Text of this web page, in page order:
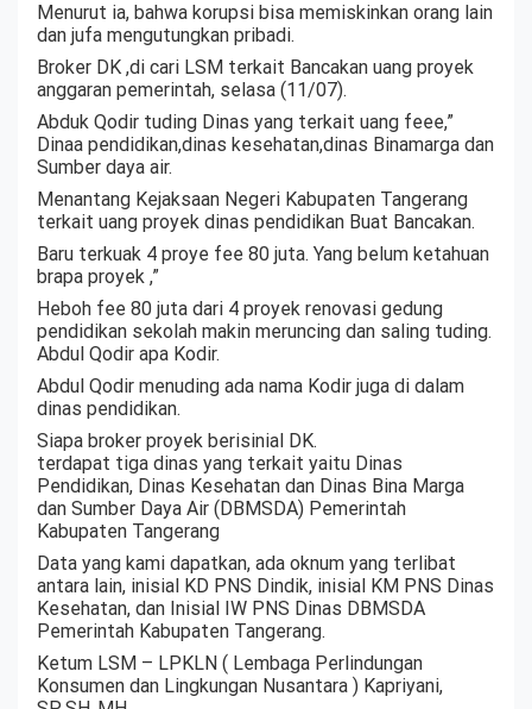
Menurut ia, bahwa korupsi bisa memiskinkan orang lain
dan jufa mengutungkan pribadi.
Broker DK ,di cari LSM terkait Bancakan uang proyek
anggaran pemerintah, selasa (11/07).
Abduk Qodir tuding Dinas yang terkait uang feee,”
Dinaa pendidikan,dinas kesehatan,dinas Binamarga dan
Sumber daya air.
Menantang Kejaksaan Negeri Kabupaten Tangerang
terkait uang proyek dinas pendidikan Buat Bancakan.
Baru terkuak 4 proye fee 80 juta. Yang belum ketahuan
brapa proyek ,”
Heboh fee 80 juta dari 4 proyek renovasi gedung
pendidikan sekolah makin meruncing dan saling tuding.
Abdul Qodir apa Kodir.
Abdul Qodir menuding ada nama Kodir juga di dalam
dinas pendidikan.
Siapa broker proyek berisinial DK.
terdapat tiga dinas yang terkait yaitu Dinas
Pendidikan, Dinas Kesehatan dan Dinas Bina Marga
dan Sumber Daya Air (DBMSDA) Pemerintah
Kabupaten Tangerang
Data yang kami dapatkan, ada oknum yang terlibat
antara lain, inisial KD PNS Dindik, inisial KM PNS Dinas
Kesehatan, dan Inisial IW PNS Dinas DBMSDA
Pemerintah Kabupaten Tangerang.
Ketum LSM – LPKLN ( Lembaga Perlindungan
Konsumen dan Lingkungan Nusantara ) Kapriyani,